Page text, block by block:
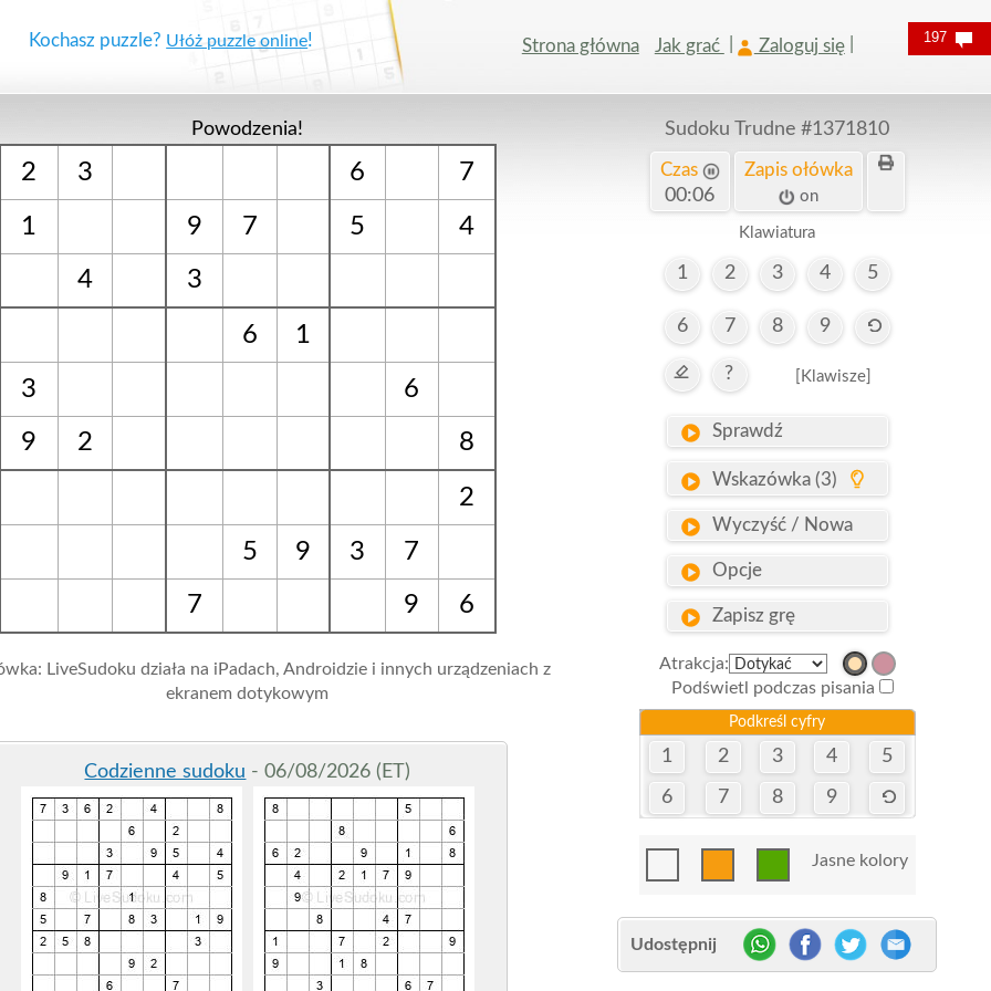
Kochasz puzzle? Ułóż puzzle online! Strona główna Jak grać Zaloguj się
Powodzenia!
2 3 6 7
1 9 7 5
4
4
3
6 1
3
6
9
2 8
2
5 9 3
7
7
9 6
LiveSudoku działa na iPadach, Androidzie i innych urządzeniach z
ekranem dotykowym
Codzienne sudoku - 06/08/2026 (ET)
Sudoku Trudne #1371810
Czas
00:07
Zapis ołówka
on
Klawiatura
1 2 3 4 5
6 7 8 9
? [Klawisze]
Sprawdź
Wskazówka (3)
Wyczyść / Nowa
Opcje
Zapisz grę
Atrakcja:
Podświetl podczas pisania
Podkreśl cyfry
1 2 3 4 5
6 7 8 9
Jasne kolory
Udostępnij
197